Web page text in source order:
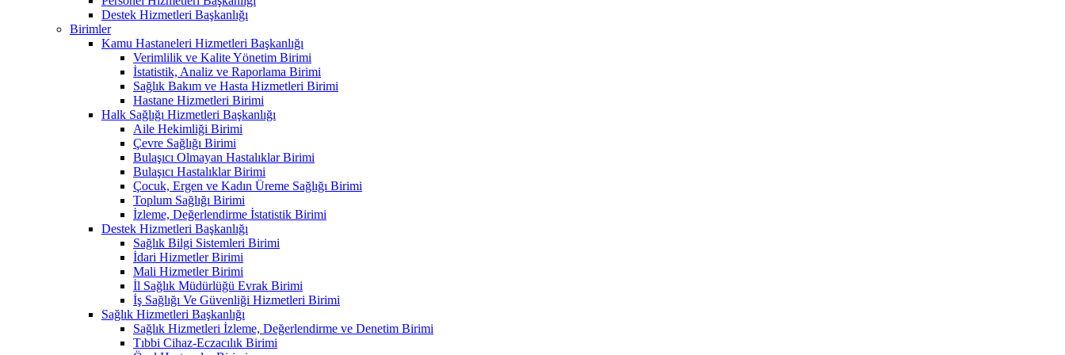
Destek Hizmetleri Başkanlığı
Birimler
Kamu Hastaneleri Hizmetleri Başkanlığı
Verimlilik ve Kalite Yönetim Birimi
İstatistik, Analiz ve Raporlama Birimi
Sağlık Bakım ve Hasta Hizmetleri Birimi
Hastane Hizmetleri Birimi
Halk Sağlığı Hizmetleri Başkanlığı
Aile Hekimliği Birimi
Çevre Sağlığı Birimi
Bulaşıcı Olmayan Hastalıklar Birimi
Bulaşıcı Hastalıklar Birimi
Çocuk, Ergen ve Kadın Üreme Sağlığı Birimi
Toplum Sağlığı Birimi
İzleme, Değerlendirme İstatistik Birimi
Destek Hizmetleri Başkanlığı
Sağlık Bilgi Sistemleri Birimi
İdari Hizmetler Birimi
Mali Hizmetler Birimi
İl Sağlık Müdürlüğü Evrak Birimi
İş Sağlığı Ve Güvenliği Hizmetleri Birimi
Sağlık Hizmetleri Başkanlığı
Sağlık Hizmetleri İzleme, Değerlendirme ve Denetim Birimi
Tıbbi Cihaz-Eczacılık Birimi